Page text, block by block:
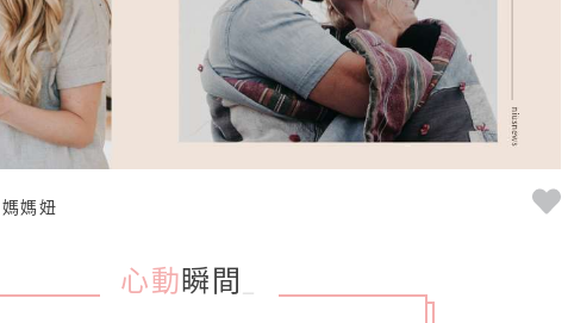
媽媽妞
心動 瞬間